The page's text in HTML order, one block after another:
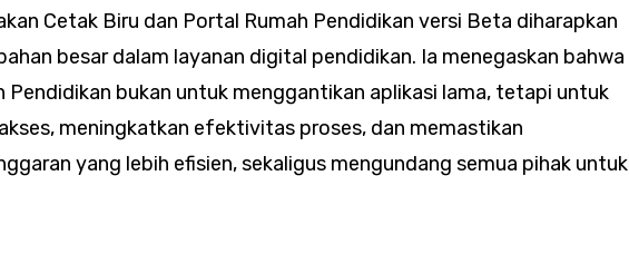
Cetak Biru dan Portal Rumah Pendidikan versi Beta diharapkan
besar dalam layanan digital pendidikan. Ia menegaskan bahwa
bukan untuk menggantikan aplikasi lama, tetapi untuk
meningkatkan efektivitas proses, dan memastikan
yang lebih efisien, sekaligus mengundang semua pihak untuk